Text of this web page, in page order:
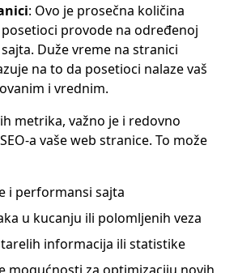
: Ovo je prosečna količina
provode na određenoj
Duže vreme na stranici
na to da posetioci nalaze vaš
i vrednim.
metrika, važno je i redovno
a vaše web stranice. To može
i performansi sajta
u kucanju ili polomljenih veza
informacija ili statistike